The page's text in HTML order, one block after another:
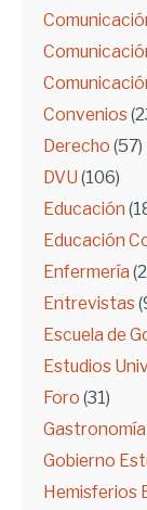
Convenios
Derecho (57)
DVU (106)
Educación
Educación
Enfermería
Entrevistas
Escuela de
Estudios
Foro (31)
Gastronomía
Gobierno
Hemisferios